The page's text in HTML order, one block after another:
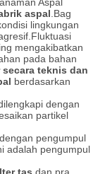
Aspal
aspal.Bag
lingkungan
mengakibatkan
pada bahan
secara teknis dan
berdasarkan
dengan
partikel
pengumpul
adalah pengumpul